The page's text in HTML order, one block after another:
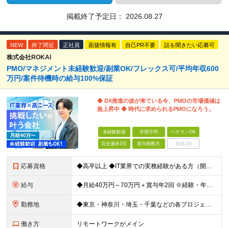
掲載終了予定日： 2026.08.27
NEW 終了間近 正社員 面接情報有 自己PR不要 話を聞きたい応募可
株式会社ROKAI
PMO/マネジメント未経験歓迎/副業OK/フレックス可/平均年収600
万円/案件待機時の給与100%保証
◆ DX推進の波が来ている今、PMOの市場価値は
急上昇中 ◆ 時代に求められるPMOになろう。
未経験歓迎 学歴不問 ベテランOK
完全週休2日 賞与複数月 面接1回
応募資格 ◆高卒以上 ◆IT業界での実務経験がある方（開発・インフラ・サポート等、職種不問） ★マネジメント・PMOの経験は一切問いません！ ～こんな方は向いています～ ・2〜3人の小規模なチームで、リーダー
給与 ◆月給40万円～70万円＋賞与年2回 ※経験・年齢・能力を考慮の上、当社規定により優遇いたします ※試用期間1ヶ月あり、待遇等に差異なし ※残業代別途全額支給 ＜平均年収600万円＞ 年収420万円
勤務地 ◆東京・神奈川・埼玉・千葉などの各プロジェクト先 ※希望勤務地を考慮します。 ※お客様先の9割は、東京23区内です。 ※転居を伴う転勤はありません。 ※客先常駐の場合はクライアントのルールに準じます。
働き方 リモートワークがメイン